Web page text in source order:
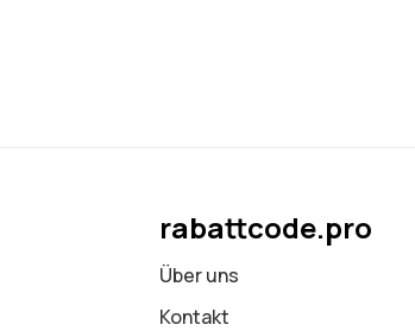
rabattcode.pro
Über uns
Kontakt